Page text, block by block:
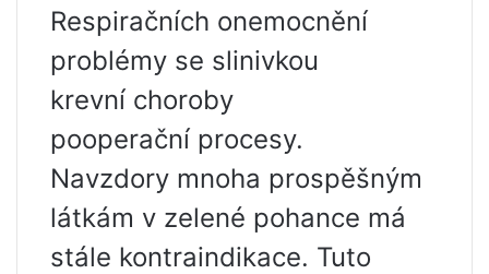
Respiračních onemocnění
problémy se slinivkou
krevní choroby
pooperační procesy.
Navzdory mnoha prospěšným
látkám v zelené pohance má
stále kontraindikace. Tuto